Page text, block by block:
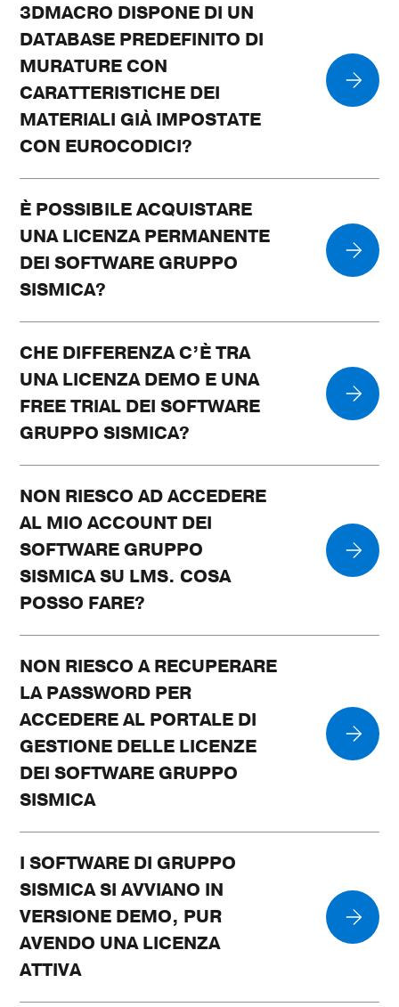
3DMACRO DISPONE DI UN
DATABASE PREDEFINITO DI
MURATURE CON
CARATTERISTICHE DEI
MATERIALI GIÀ IMPOSTATE
CON EUROCODICI?
È POSSIBILE ACQUISTARE
UNA LICENZA PERMANENTE
DEI SOFTWARE GRUPPO
SISMICA?
CHE DIFFERENZA C’È TRA
UNA LICENZA DEMO E UNA
FREE TRIAL DEI SOFTWARE
GRUPPO SISMICA?
NON RIESCO AD ACCEDERE
AL MIO ACCOUNT DEI
SOFTWARE GRUPPO
SISMICA SU LMS. COSA
POSSO FARE?
NON RIESCO A RECUPERARE
LA PASSWORD PER
ACCEDERE AL PORTALE DI
GESTIONE DELLE LICENZE
DEI SOFTWARE GRUPPO
SISMICA
I SOFTWARE DI GRUPPO
SISMICA SI AVVIANO IN
VERSIONE DEMO, PUR
AVENDO UNA LICENZA
ATTIVA